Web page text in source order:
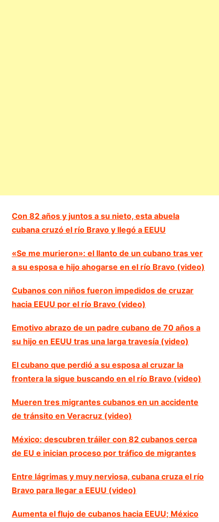
Con 82 años y juntos a su nieto, esta abuela
cubana cruzó el río Bravo y llegó a EEUU
«Se me murieron»: el llanto de un cubano tras ver
a su esposa e hijo ahogarse en el río Bravo (video)
Cubanos con niños fueron impedidos de cruzar
hacia EEUU por el río Bravo (video)
Emotivo abrazo de un padre cubano de 70 años a
su hijo en EEUU tras una larga travesía (video)
El cubano que perdió a su esposa al cruzar la
frontera la sigue buscando en el río Bravo (video)
Mueren tres migrantes cubanos en un accidente
de tránsito en Veracruz (video)
México: descubren tráiler con 82 cubanos cerca
de EU e inician proceso por tráfico de migrantes
Entre lágrimas y muy nerviosa, cubana cruza el río
Bravo para llegar a EEUU (video)
Aumenta el flujo de cubanos hacia EEUU; México